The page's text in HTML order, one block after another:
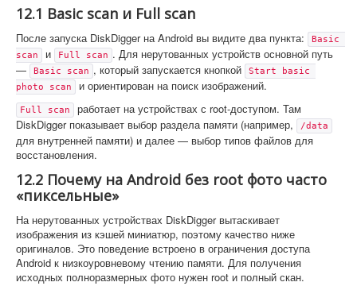
12.1 Basic scan и Full scan
После запуска DiskDigger на Android вы видите два пункта:
Basic
scan
и Full scan . Для нерутованных устройств основной путь
—
Basic scan , который запускается кнопкой
Start basic
photo scan
и ориентирован на поиск изображений.
Full scan
работает на устройствах с root-доступом. Там
DiskDigger показывает выбор раздела памяти (например,
/data
для внутренней памяти) и далее — выбор типов файлов для
восстановления.
12.2 Почему на Android без root фото часто
«пиксельные»
На нерутованных устройствах DiskDigger вытаскивает
изображения из кэшей миниатюр, поэтому качество ниже
оригиналов. Это поведение встроено в ограничения доступа
Android к низкоуровневому чтению памяти. Для получения
исходных полноразмерных фото нужен root и полный скан.